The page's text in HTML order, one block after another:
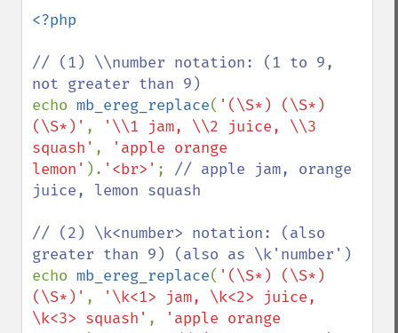
<?php
// (1) \\number notation: (1 to 9,
echo mb_ereg_replace( '(\S*) (\S*)
(\S*)' ,
'\\1 jam, \\2 juice, \\3
squash' ,
'apple orange
lemon' ). '<br>' ; // apple jam, orange
juice, lemon squash
// (2) \k<number> notation: (also
echo mb_ereg_replace( '(\S*) (\S*)
(\S*)' ,
'\k<1> jam, \k<2> juice,
\k<3> squash' ,
'apple orange